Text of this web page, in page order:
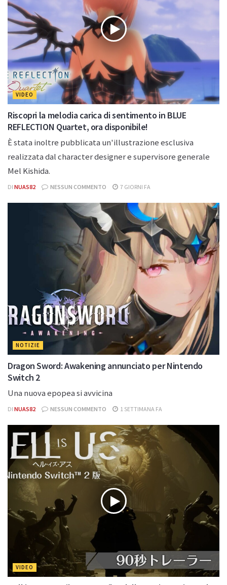
VIDEO
Riscopri la melodia carica di sentimento in BLUE
REFLECTION Quartet, ora disponibile!
È stata inoltre pubblicata un'illustrazione esclusiva
realizzata dal character designer e supervisore generale
Mel Kishida.
DI NUAS82 NESSUN COMMENTO 7 GIORNI FA
NOTIZIE
Dragon Sword: Awakening annunciato per Nintendo
Switch 2
Una nuova epopea si avvicina
DI NUAS82 NESSUN COMMENTO 1 SETTIMANA FA
VIDEO